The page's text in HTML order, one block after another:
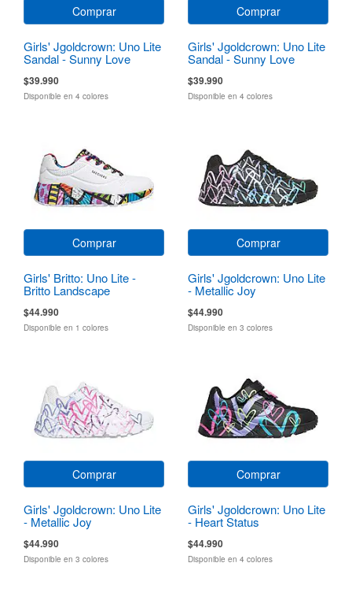
Comprar
Girls' Jgoldcrown: Uno Lite
Sandal - Sunny Love
$39.990
Disponible en 4 colores
Comprar
Girls' Jgoldcrown: Uno Lite
Sandal - Sunny Love
$39.990
Disponible en 4 colores
Comprar
Girls' Britto: Uno Lite -
Britto Landscape
$44.990
Disponible en 1 colores
Comprar
Girls' Jgoldcrown: Uno Lite
- Metallic Joy
$44.990
Disponible en 3 colores
Comprar
Girls' Jgoldcrown: Uno Lite
- Metallic Joy
$44.990
Disponible en 3 colores
Comprar
Girls' Jgoldcrown: Uno Lite
- Heart Status
$44.990
Disponible en 4 colores